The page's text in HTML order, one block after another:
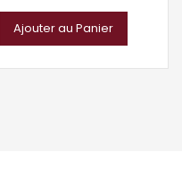
Ajouter au Panier